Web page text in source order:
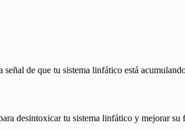
de que tu sistema linfático está
desintoxicar tu sistema linfático y mejorar